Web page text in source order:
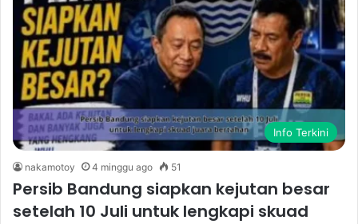
Info Terkini
nakamotoy 4 minggu ago 51
Persib Bandung siapkan kejutan besar
setelah 10 Juli untuk lengkapi skuad